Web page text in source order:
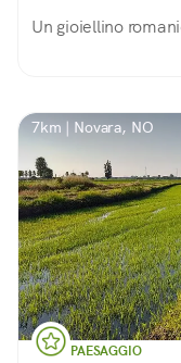
Un gioiellino
7km | Novara, NO
PAESAGGIO